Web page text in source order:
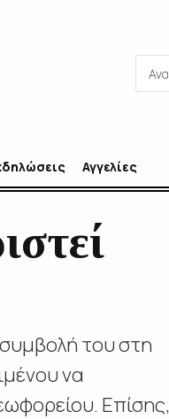
Αγγελίες
του στη
να
Επίσης,